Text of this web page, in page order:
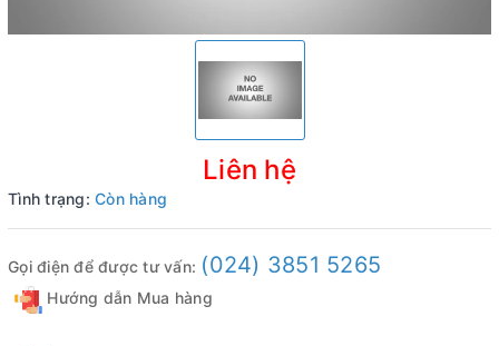
Liên hệ
Tình trạng: Còn hàng
Gọi điện để được tư vấn: (024) 3851 5265
Hướng dẫn Mua hàng